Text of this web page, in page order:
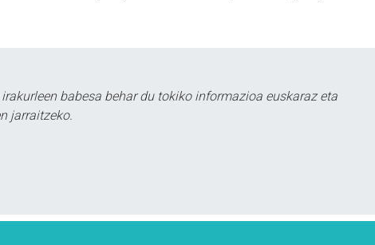
babesa behar du tokiko informazioa euskaraz eta
jarraitzeko.